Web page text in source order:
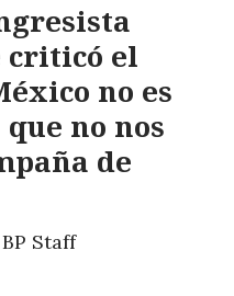
criticó el
no es
no nos
de
BP Staff